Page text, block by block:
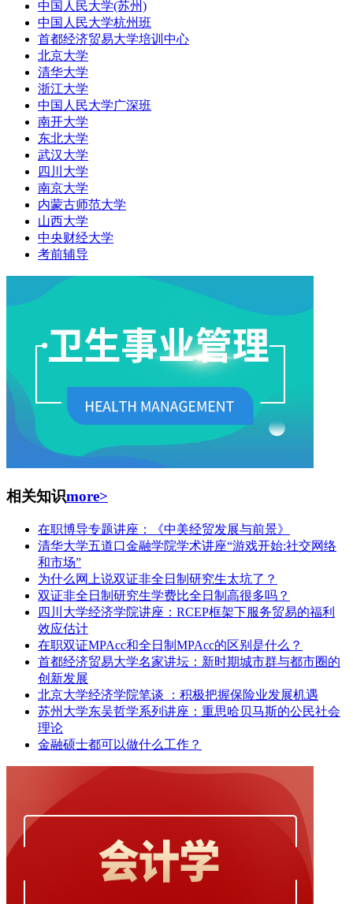
中国人民大学(苏州)
中国人民大学杭州班
首都经济贸易大学培训中心
北京大学
清华大学
浙江大学
中国人民大学广深班
南开大学
东北大学
武汉大学
四川大学
南京大学
内蒙古师范大学
山西大学
中央财经大学
考前辅导
相关知识more>
在职博导专题讲座：《中美经贸发展与前景》
清华大学五道口金融学院学术讲座“游戏开始:社交网络
和市场”
为什么网上说双证非全日制研究生太坑了？
双证非全日制研究生学费比全日制高很多吗？
四川大学经济学院讲座：RCEP框架下服务贸易的福利
效应估计
在职双证MPAcc和全日制MPAcc的区别是什么？
首都经济贸易大学名家讲坛：新时期城市群与都市圈的
创新发展
北京大学经济学院笔谈 ：积极把握保险业发展机遇
苏州大学东吴哲学系列讲座：重思哈贝马斯的公民社会
理论
金融硕士都可以做什么工作？